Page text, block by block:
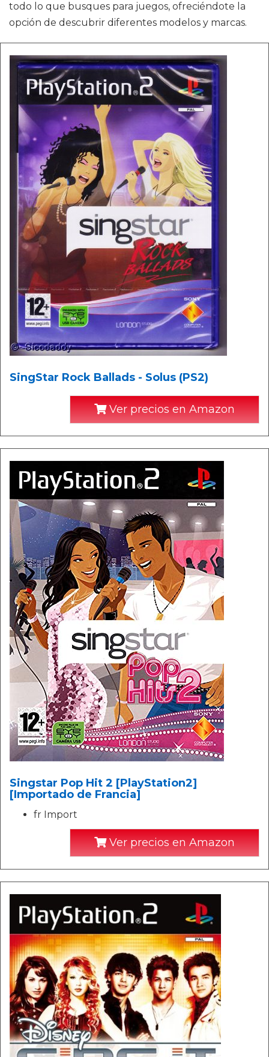
todo lo que busques para juegos, ofreciéndote la
opción de descubrir diferentes modelos y marcas.
SingStar Rock Ballads - Solus (PS2)
Ver precios en Amazon
Singstar Pop Hit 2 [PlayStation2]
[Importado de Francia]
fr Import
Ver precios en Amazon